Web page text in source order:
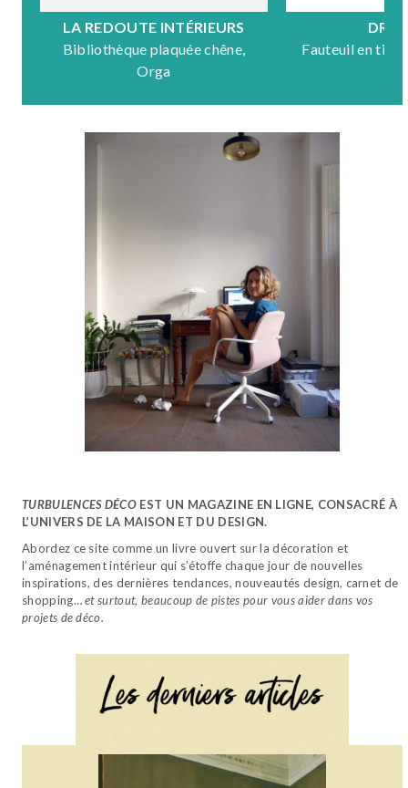
LA REDOUTE INTÉRIEURS
Bibliothèque plaquée chêne,
Orga
Fauteuil en
TURBULENCES DÉCO EST UN MAGAZINE EN LIGNE, CONSACRÉ À
L’UNIVERS DE LA MAISON ET DU DESIGN.
Abordez ce site comme un livre ouvert sur la décoration et
l’aménagement intérieur qui s’étoffe chaque jour de nouvelles
inspirations, des dernières tendances, nouveautés design, carnet de
shopping…et surtout, beaucoup de pistes pour vous aider dans vos
projets de déco.